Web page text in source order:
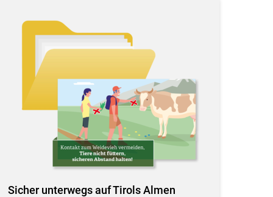
Sicher unterwegs auf Tirols Almen